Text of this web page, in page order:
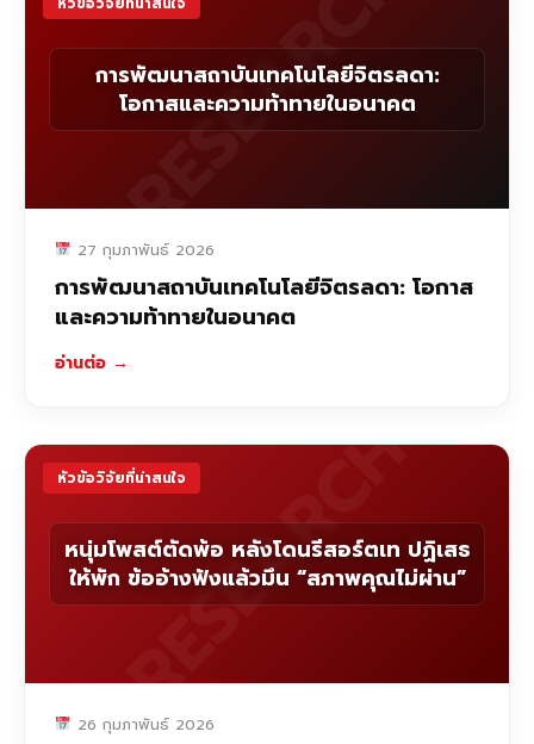
การพัฒนาสถาบันเทคโนโลยีจิตรลดา:
โอกาสและความท้าทายในอนาคต
RESEARCH
27 กุมภาพันธ์ 2026
การพัฒนาสถาบันเทคโนโลยีจิตรลดา: โอกาส
และความท้าทายในอนาคต
อ่านต่อ →
หัวข้อวิจัยที่น่าสนใจ
หนุ่มโพสต์ตัดพ้อ หลังโดนรีสอร์ตเท ปฏิเสธ
ให้พัก ข้ออ้างฟังแล้วมึน “สภาพคุณไม่ผ่าน”
RESEARCH
26 กุมภาพันธ์ 2026